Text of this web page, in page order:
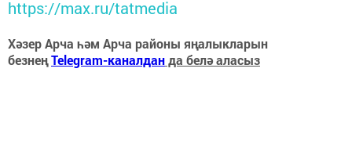
https://max.ru/tatmedia
Хәзер Арча һәм Арча районы яңалыкларын
безнеңTelegram-каналданда белә аласыз